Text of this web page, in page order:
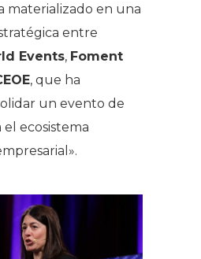
materializado en una
entre
Events, Foment
, que ha
un evento de
ecosistema